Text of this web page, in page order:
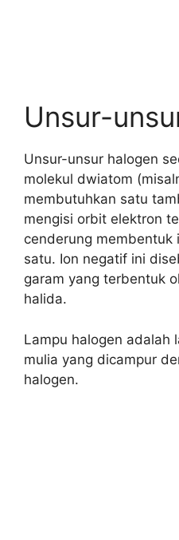
Unsur-
Unsur-unsur halogen
molekul dwiatom
membutuhkan satu
mengisi orbit elektron
cenderung
satu. Ion negatif ini
garam yang terbentuk
halida.
Lampu halogen adalah
mulia yang dicampur
halogen.